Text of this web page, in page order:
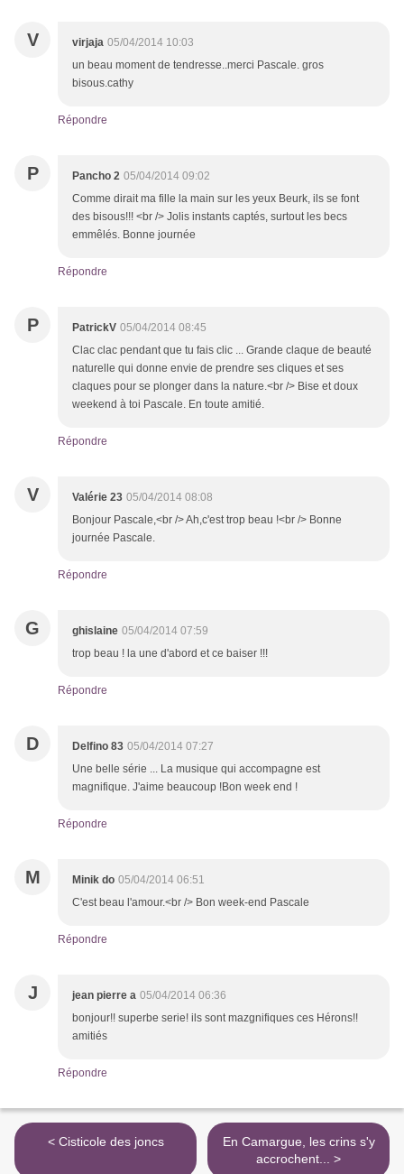
V virjaja 05/04/2014 10:03
un beau moment de tendresse..merci Pascale. gros
bisous.cathy
Répondre
P Pancho 2 05/04/2014 09:02
Comme dirait ma fille la main sur les yeux Beurk, ils se font
des bisous!!! <br /> Jolis instants captés, surtout les becs
emmêlés. Bonne journée
Répondre
P PatrickV 05/04/2014 08:45
Clac clac pendant que tu fais clic ... Grande claque de beauté
naturelle qui donne envie de prendre ses cliques et ses
claques pour se plonger dans la nature.<br /> Bise et doux
weekend à toi Pascale. En toute amitié.
Répondre
V Valérie 23 05/04/2014 08:08
Bonjour Pascale,<br /> Ah,c'est trop beau !<br /> Bonne
journée Pascale.
Répondre
G ghislaine 05/04/2014 07:59
trop beau ! la une d'abord et ce baiser !!!
Répondre
D Delfino 83 05/04/2014 07:27
Une belle série ... La musique qui accompagne est
magnifique. J'aime beaucoup !Bon week end !
Répondre
M Minik do 05/04/2014 06:51
C'est beau l'amour.<br /> Bon week-end Pascale
Répondre
J jean pierre a 05/04/2014 06:36
bonjour!! superbe serie! ils sont mazgnifiques ces Hérons!!
amitiés
Répondre
< Cisticole des joncs
En Camargue, les crins s'y
accrochent... >